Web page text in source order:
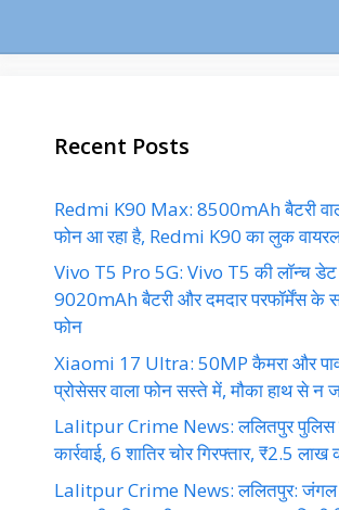
Recent Posts
Redmi K90 Max: 8500mAh बैटरी
फोन आ रहा है, Redmi K90 का लुक
Vivo T5 Pro 5G: Vivo T5 की लॉन्च डेट
9020mAh बैटरी और दमदार परफॉर्मेंस के
फोन
Xiaomi 17 Ultra: 50MP कैमरा और
प्रोसेसर वाला फोन सस्ते में, मौका हाथ से न
Lalitpur Crime News: ललितपुर पुलिस
कार्रवाई, 6 शातिर चोर गिरफ्तार, ₹2.5 लाख
Lalitpur Crime News: ललितपुर: जंगल